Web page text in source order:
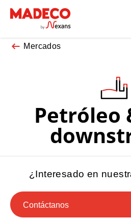
Mercados
Petróleo
¿Interesado en
Contáctanos